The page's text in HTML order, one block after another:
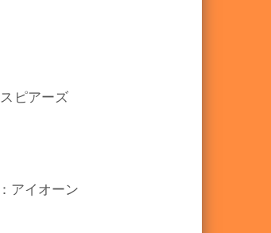
ピアーズ
：アイオーン